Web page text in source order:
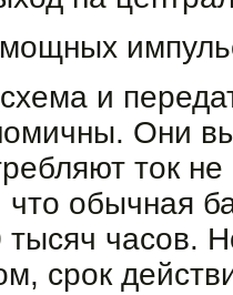
и
Они
ток
что обычная
тысяч часов.
срок